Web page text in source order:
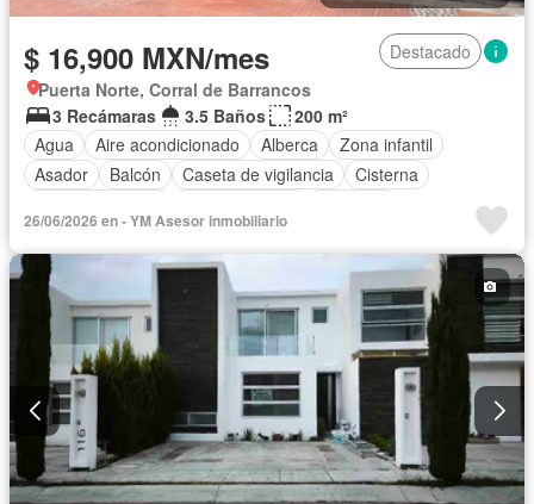
$ 16,900 MXN/mes
Destacado
Puerta Norte, Corral de Barrancos
3 Recámaras
3.5 Baños
200 m²
Agua
Aire acondicionado Alberca
Zona infantil
Asador
Balcón Caseta de vigilancia
Cisterna
Cuarto de Limpieza
Cuarto de servicio
Estacionamiento
Gas natural
Internet
Jacuzzi
Jardín Recámara con closet
Sala polivalente
Seguridad
Televisión por cable Terraza
Wifi
Permite mascotas
Permite niños
Completamente amueblado
26/06/2026 en - YM Asesor inmobiliario